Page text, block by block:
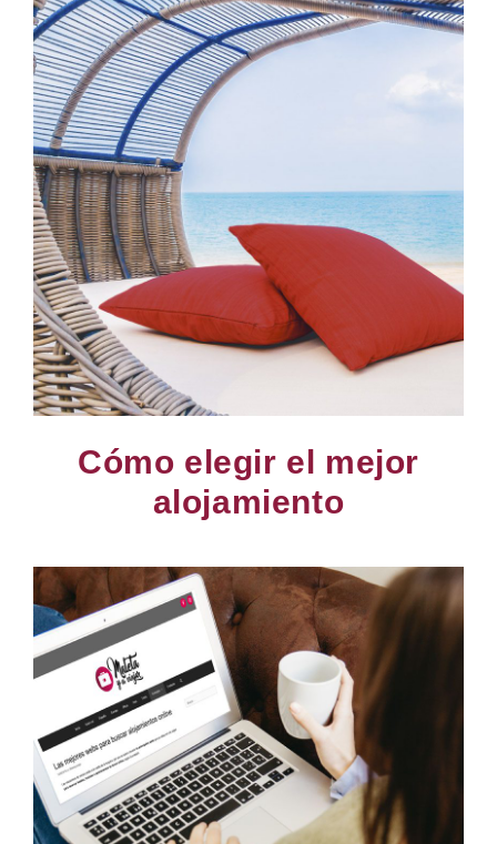
Cómo elegir el mejor
alojamiento